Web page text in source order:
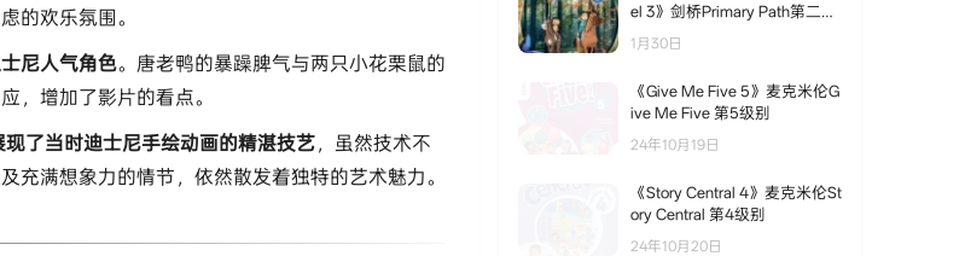
的欢乐氛围。
尼人气角色​​。唐老鸭的暴躁脾气与两只小花栗鼠的
，增加了影片的看点。
现了当时迪士尼手绘动画的精湛技艺​​，虽然技术不
充满想象力的情节，依然散发着独特的艺术魅力。
el 3》剑桥Primary Path第二版
1月30日
《Give Me Five 5》麦克米伦G
ive Me Five 第5级别
24年10月19日
《Story Central 4》麦克米伦St
ory Central 第4级别
24年10月20日